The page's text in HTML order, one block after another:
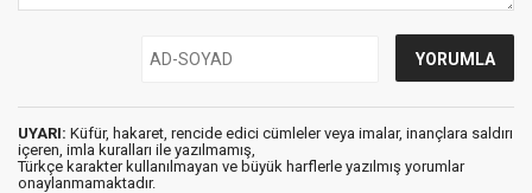
UYARI: Küfür, hakaret, rencide edici cümleler veya imalar, inançlara saldırı
içeren, imla kuralları ile yazılmamış,
Türkçe karakter kullanılmayan ve büyük harflerle yazılmış yorumlar
onaylanmamaktadır.